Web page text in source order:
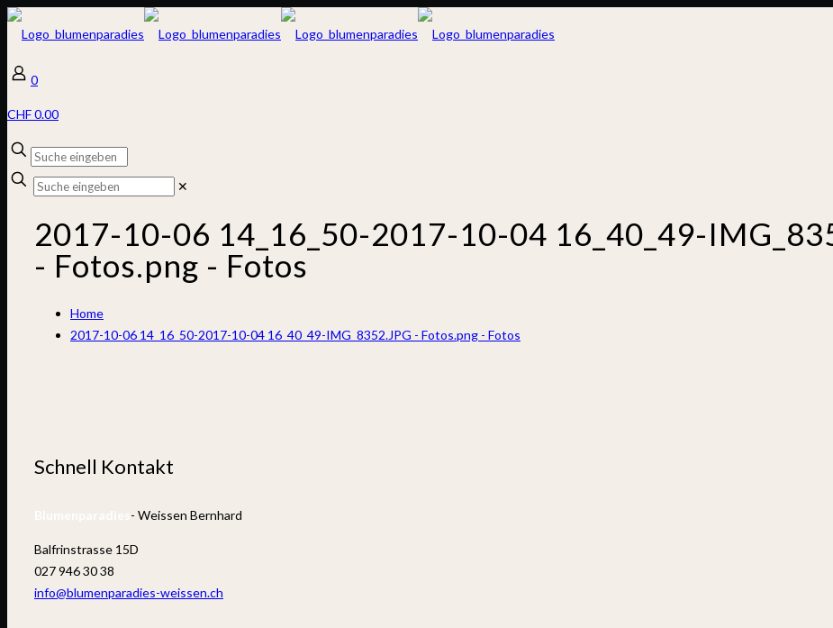
0
CHF 0.00
✕
2017-10-06 14_16_50-2017-10-04 16_40_49-
‎- Fotos.png ‎- Fotos
Home
2017-10-06 14_16_50-2017-10-04 16_40_49-IMG_8352.JPG ‎- Fotos.png ‎- Fotos
Schnell Kontakt
- Weissen Bernhard
Balfrinstrasse 15D
027 946 30 38
info@blumenparadies-weissen.ch